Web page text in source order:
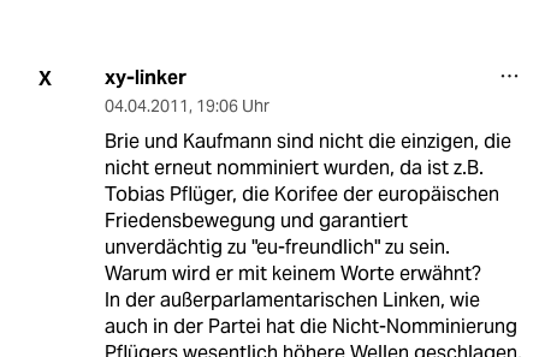
X xy-linker
04.04.2011, 19:06 Uhr
Brie und Kaufmann sind nicht die einzigen, die
nicht erneut nomminiert wurden, da ist z.B.
Tobias Pflüger, die Korifee der europäischen
Friedensbewegung und garantiert
unverdächtig zu "eu-freundlich" zu sein.
Warum wird er mit keinem Worte erwähnt?
In der außerparlamentarischen Linken, wie
auch in der Partei hat die Nicht-Nomminierung